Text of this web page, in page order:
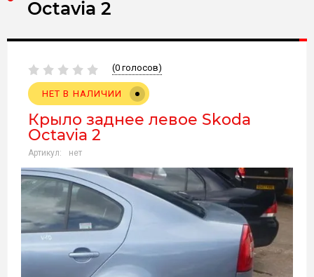
Оctavia 2
(0 голосов)
НЕТ В НАЛИЧИИ
Крыло заднее левое Skoda
Оctavia 2
Артикул: нет